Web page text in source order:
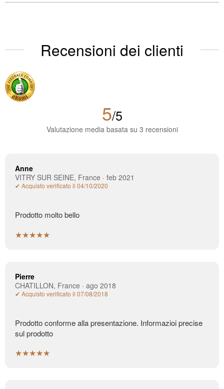
Recensioni dei clienti
5/5
Valutazione media basata su 3 recensioni
Anne
VITRY SUR SEINE, France · feb 2021
✔ Acquisto verificato il 04/10/2020
Prodotto molto bello
★★★★★
Pierre
CHATILLON, France · ago 2018
✔ Acquisto verificato il 07/08/2018
Prodotto conforme alla presentazione. Informazioi precise
sul prodotto
★★★★★